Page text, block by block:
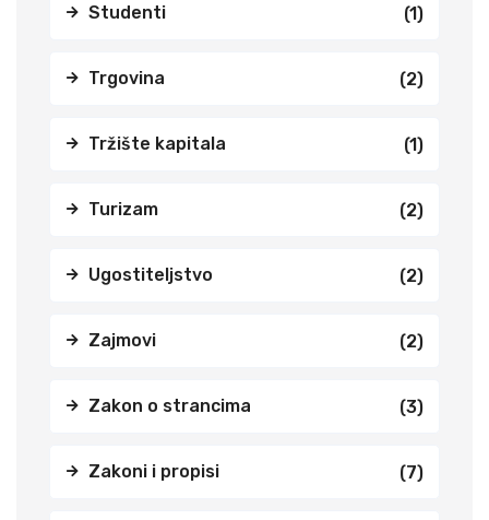
Studenti (1)
Trgovina (2)
Tržište kapitala (1)
Turizam (2)
Ugostiteljstvo (2)
Zajmovi (2)
Zakon o strancima (3)
Zakoni i propisi (7)